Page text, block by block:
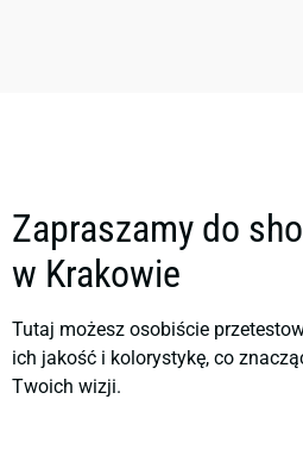
Zapraszamy do
w Krakowie
Tutaj możesz osobiście
ich jakość i kolorystykę, co
Twoich wizji.